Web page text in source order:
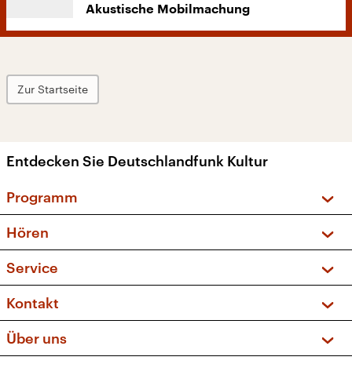
Akustische Mobilmachung
Zur Startseite
Entdecken Sie Deutschlandfunk Kultur
Programm
Sendungen und Podcasts
Musikliste
Kakadu – Das Kinderprogramm
Hören
Frequenzen (UKW + DAB+)
Service
FAQ
Apps
Newsletter
Kontakt
Social Media
Über uns